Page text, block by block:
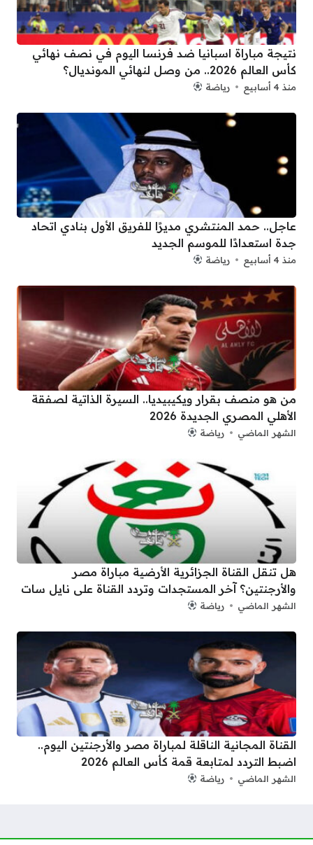
نتيجة مباراة اسبانيا ضد فرنسا اليوم في نصف نهائي
كأس العالم 2026.. من وصل لنهائي المونديال؟
منذ 4 أسابيع رياضة
عاجل.. حمد المنتشري مديرًا للفريق الأول بنادي اتحاد
جدة استعدادًا للموسم الجديد
منذ 4 أسابيع رياضة
من هو منصف بقرار ويكيبيديا.. السيرة الذاتية لصفقة
الأهلي المصري الجديدة 2026
الشهر الماضي رياضة
هل تنقل القناة الجزائرية الأرضية مباراة مصر
والأرجنتين؟ آخر المستجدات وتردد القناة على نايل سات
الشهر الماضي رياضة
القناة المجانية الناقلة لمباراة مصر والأرجنتين اليوم..
اضبط التردد لمتابعة قمة كأس العالم 2026
الشهر الماضي رياضة